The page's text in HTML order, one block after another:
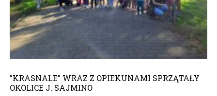
”KRASNALE” WRAZ Z OPIEKUNAMI SPRZĄTAŁY
OKOLICE J. SAJMINO